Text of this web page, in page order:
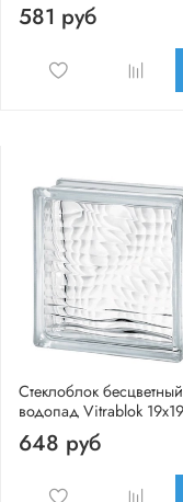
581 руб
Стеклоблок бесцветный
водопад Vitrablok
648 руб